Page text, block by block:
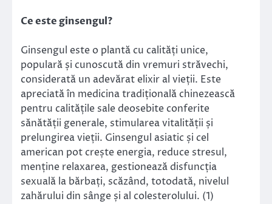
Ce este ginsengul?
Ginsengul este o plantă cu calități unice,
populară și cunoscută din vremuri străvechi,
considerată un adevărat elixir al vieții. Este
apreciată în medicina tradițională chinezească
pentru calitățile sale deosebite conferite
sănătății generale, stimularea vitalității și
prelungirea vieții. Ginsengul asiatic și cel
american pot crește energia, reduce stresul,
menține relaxarea, gestionează disfuncția
sexuală la bărbați, scăzând, totodată, nivelul
zahărului din sânge și al colesterolului. (1)